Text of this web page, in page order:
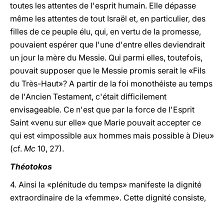
toutes les attentes de l'esprit humain. Elle dépasse
même les attentes de tout Israël et, en particulier, des
filles de ce peuple élu, qui, en vertu de la promesse,
pouvaient espérer que l'une d'entre elles deviendrait
un jour la mère du Messie. Qui parmi elles, toutefois,
pouvait supposer que le Messie promis serait le «Fils
du Très-Haut»? A partir de la foi monothéiste au temps
de l'Ancien Testament, c'était difficilement
envisageable. Ce n'est que par la force de l'Esprit
Saint «venu sur elle» que Marie pouvait accepter ce
qui est «impossible aux hommes mais possible à Dieu»
(cf. Mc 10, 27).
Théotokos
4. Ainsi la «plénitude du temps» manifeste la dignité
extraordinaire de la «femme». Cette dignité consiste,